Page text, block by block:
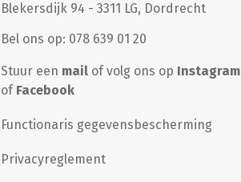
Blekersdijk 94 - 3311 LG, Dordrecht
Bel ons op: 078 639 01 20
Stuur een mail of volg ons op Instagram
of Facebook
Functionaris gegevensbescherming
Privacyreglement